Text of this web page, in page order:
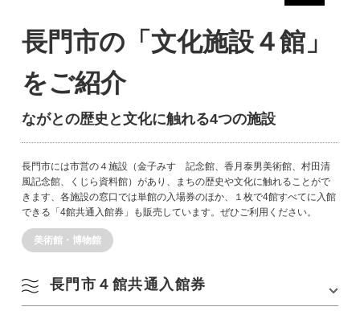
長門市の「文化施設４館」
をご紹介
ながとの歴史と文化に触れる4つの施設
長門市には市営の４施設（金子みすゞ記念館、香月泰男美術館、村田清
風記念館、くじら資料館）があり、まちの歴史や文化に触れることがで
きます、各施設の窓口では単館の入場券のほか、１枚で4館すべてに入館
できる「4館共通入館券」も販売しています。ぜひご利用ください。
美術館・博物館
長門市４館共通入館券